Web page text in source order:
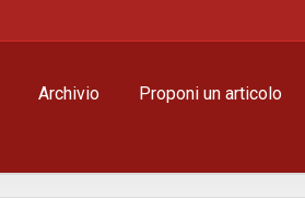
Archivio Proponi un articolo